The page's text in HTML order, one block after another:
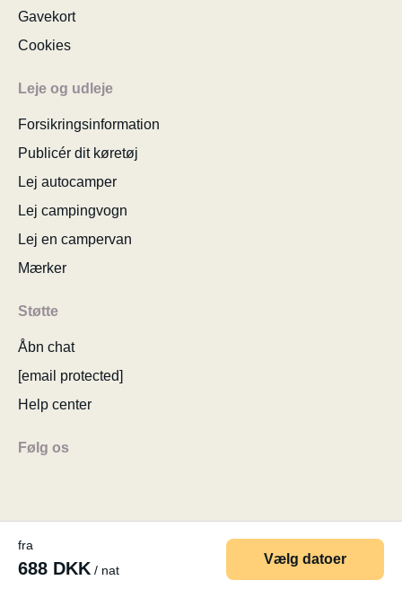
fra
688 DKK / nat
Vælg datoer
Gavekort
Cookies
Leje og udleje
Forsikringsinformation
Publicér dit køretøj
Lej autocamper
Lej campingvogn
Lej en campervan
Mærker
Støtte
Åbn chat
[email protected]
Help center
Følg os
© 2026 MyCamper AG
Generelle brugervilkår
Personlige oplysninger
Virksomhedsoplysninger